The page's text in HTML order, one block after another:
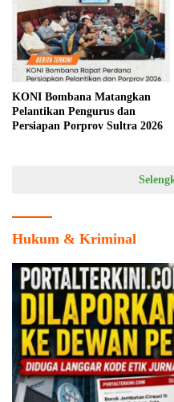
KONI Bombana Matangkan
Pelantikan Pengurus dan
Persiapan Porprov Sultra 2026
Hukum & Kriminal